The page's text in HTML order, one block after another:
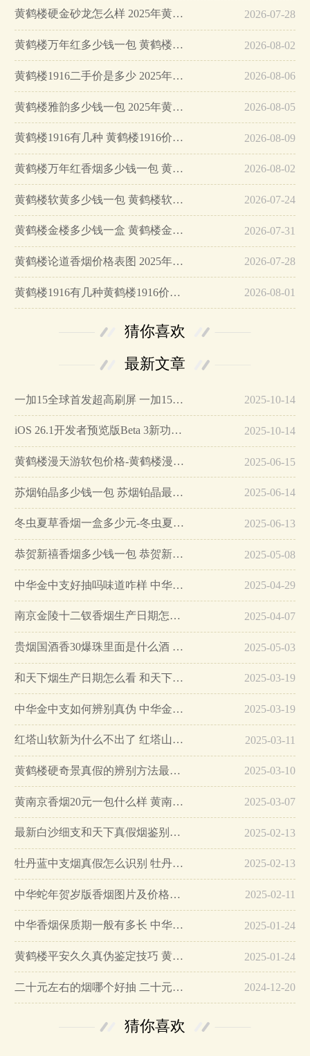
黄鹤楼硬金砂龙怎么样 2025年黄鹤楼硬金砂龙烟价格… 2026-07-28
黄鹤楼万年红多少钱一包 黄鹤楼万年红香烟价格表… 2026-08-02
黄鹤楼1916二手价是多少 2025年黄鹤楼1916二手价格表图… 2026-08-06
黄鹤楼雅韵多少钱一包 2025年黄鹤楼雅韵最新价格介绍… 2026-08-05
黄鹤楼1916有几种 黄鹤楼1916价格表图… 2026-08-09
黄鹤楼万年红香烟多少钱一包 黄鹤楼万年红香烟价格表图… 2026-08-02
黄鹤楼软黄多少钱一包 黄鹤楼软黄价格图片… 2026-07-24
黄鹤楼金楼多少钱一盒 黄鹤楼金楼价格图片… 2026-07-31
黄鹤楼论道香烟价格表图 2025年论道黄鹤楼香烟价格表大全… 2026-07-28
黄鹤楼1916有几种黄鹤楼1916价格多少… 2026-08-01
猜你喜欢
最新文章
一加15全球首发超高刷屏 一加15参数详细配置… 2025-10-14
iOS 26.1开发者预览版Beta 3新功能详解… 2025-10-14
黄鹤楼漫天游软包价格-黄鹤楼漫天游软包多少钱一盒… 2025-06-15
苏烟铂晶多少钱一包 苏烟铂晶最新价格… 2025-06-14
冬虫夏草香烟一盒多少元-冬虫夏草香烟一盒多少元2025最新价格… 2025-06-13
恭贺新禧香烟多少钱一包 恭贺新禧香烟价格表和图片… 2025-05-08
中华金中支好抽吗味道咋样 中华金中支口感特点介绍… 2025-04-29
南京金陵十二钗香烟生产日期怎么看 南京金陵十二钗香烟保质期… 2025-04-07
贵烟国酒香30爆珠里面是什么酒 贵烟国酒香30怎么辨别真假… 2025-05-03
和天下烟生产日期怎么看 和天下烟真假辨别方法六个方面… 2025-03-19
中华金中支如何辨别真伪 中华金中支真假烟鉴别方法… 2025-03-19
红塔山软新为什么不出了 红塔山软新烟停售原因详解… 2025-03-11
黄鹤楼硬奇景真假的辨别方法最简单版… 2025-03-10
黄南京香烟20元一包什么样 黄南京香烟真假鉴别… 2025-03-07
最新白沙细支和天下真假烟鉴别指南… 2025-02-13
牡丹蓝中支烟真假怎么识别 牡丹蓝中支烟真假鉴别带图… 2025-02-13
中华蛇年贺岁版香烟图片及价格大全… 2025-02-11
中华香烟保质期一般有多长 中华香烟保质期在哪里看的… 2025-01-24
黄鹤楼平安久久真伪鉴定技巧 黄鹤楼平安久久二维码在哪里… 2025-01-24
二十元左右的烟哪个好抽 二十元左右的香烟排行榜最新款… 2024-12-20
猜你喜欢